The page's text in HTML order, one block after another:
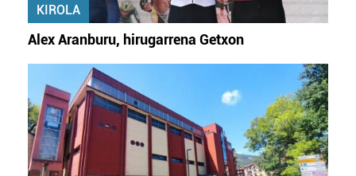
KIROLA
Alex Aranburu, hirugarrena Getxon